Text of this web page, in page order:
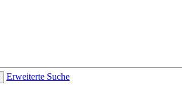
Erweiterte Suche